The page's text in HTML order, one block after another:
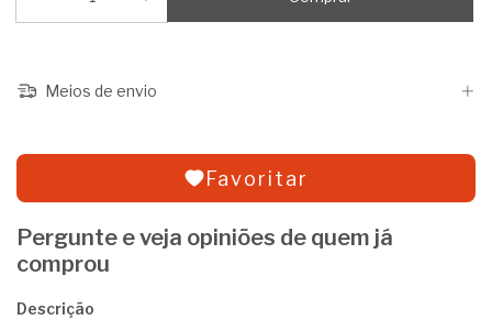
Meios de envio
Favoritar
Pergunte e veja opiniões de quem já
comprou
Descrição